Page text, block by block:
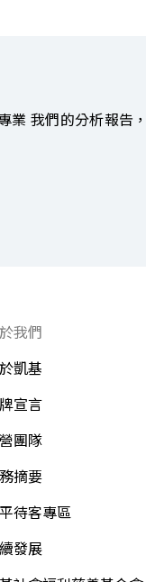
業 我們的分析報告
我們
凱基
宣言
團隊
摘要
待客專區
發展